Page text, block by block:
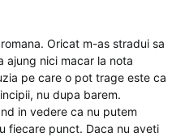
Oricat m-as stradui sa
ajung nici macar la nota
pe care o pot trage este ca
nu dupa barem.
in vedere ca nu putem
fiecare punct. Daca nu aveti